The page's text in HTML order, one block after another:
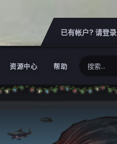
已有帐户? 请登录
资源中心 帮助